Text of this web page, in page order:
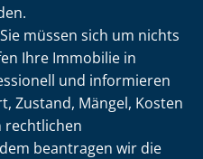
Sie müssen sich um nichts
Ihre Immobilie in
und informieren
Zustand, Mängel, Kosten
rechtlichen
beantragen wir die